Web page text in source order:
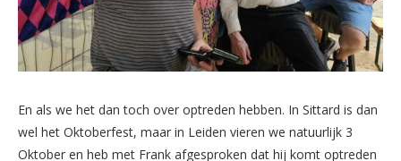
En als we het dan toch over optreden hebben. In Sittard is dan
wel het Oktoberfest, maar in Leiden vieren we natuurlijk 3
Oktober en heb met Frank afgesproken dat hij komt optreden